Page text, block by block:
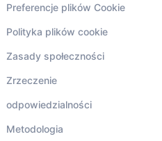
Preferencje plików Cookie
Polityka plików cookie
Zasady społeczności
Zrzeczenie
odpowiedzialności
Metodologia